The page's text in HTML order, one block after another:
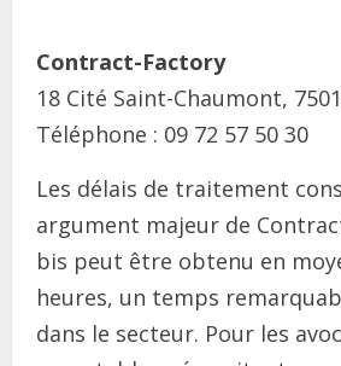
Contract-Factory
18 Cité Saint-Chaumont,
Téléphone : 09 72 57 50 30
Les délais de traitement
argument majeur de
bis peut être obtenu en
heures, un temps
dans le secteur. Pour les